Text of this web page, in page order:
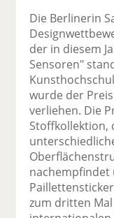
Die Berlinerin
der in diesem
Sensoren"
wurde der
verliehen. Die
Stoffkollektion,
nachempfindet
zum dritten